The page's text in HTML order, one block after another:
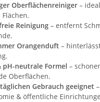
Oberflächenreiniger –
Reinigung – entfernt
Orangenduft –
pH-neutrale Formel –
Oberflächen.
Gebrauch geeignet
& öffentliche